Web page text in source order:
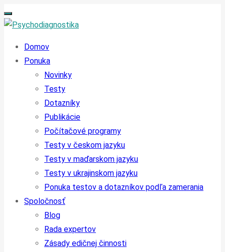
Domov
Ponuka
Novinky
Testy
Dotazníky
Publikácie
Počítačové programy
Testy v českom jazyku
Testy v maďarskom jazyku
Testy v ukrajinskom jazyku
Ponuka testov a dotazníkov podľa zamerania
Spoločnosť
Blog
Rada expertov
Zásady edičnej činnosti